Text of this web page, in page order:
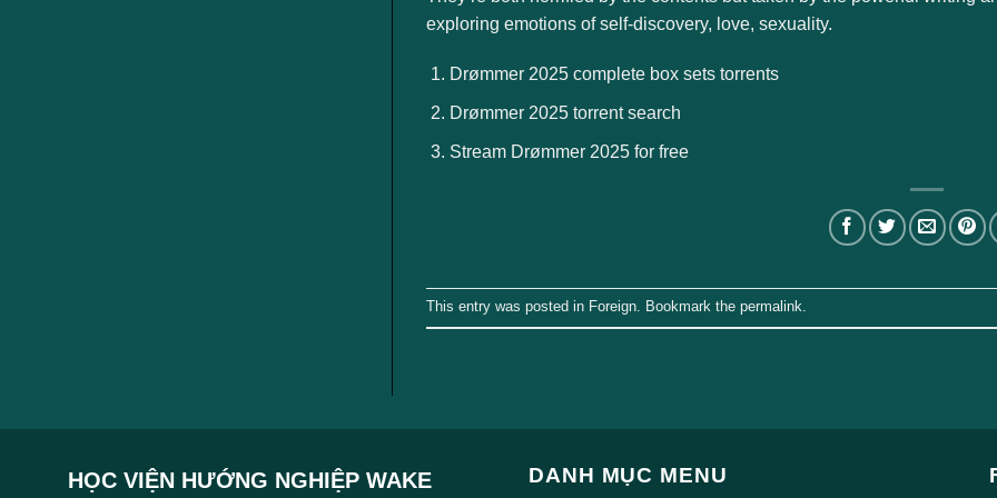
exploring emotions of self-discovery, love, sexuality.
Drømmer 2025 complete box sets torrents
Drømmer 2025 torrent search
Stream Drømmer 2025 for free
This entry was posted in Foreign . Bookmark the permalink
HỌC VIỆN HƯỚNG NGHIỆP WAKE DANH MỤC MENU